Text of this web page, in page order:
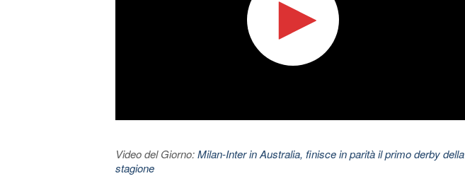
Video del Giorno:Milan-Inter in Australia, finisce in parità il primo derby della
stagione